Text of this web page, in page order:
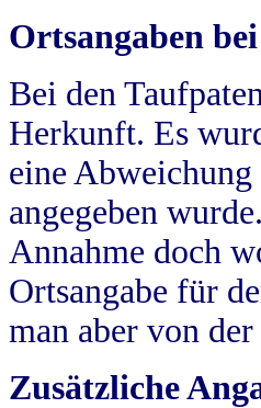
Ortsangaben
Bei den
Herkunft. Es
eine
angegeben
Annahme doch
Ortsangabe für
man aber von
Zusätzliche